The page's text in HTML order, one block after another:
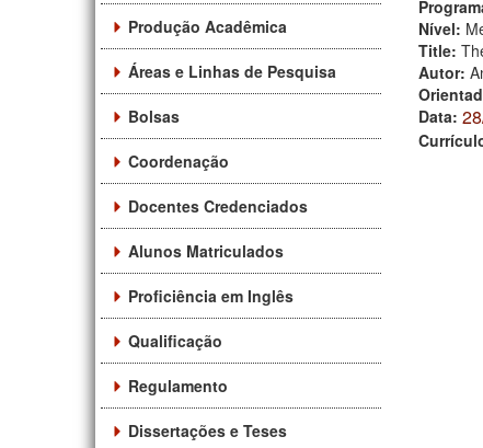
Produção Acadêmica
Áreas e Linhas de Pesquisa
Bolsas
Coordenação
Docentes Credenciados
Alunos Matriculados
Proficiência em Inglês
Qualificação
Regulamento
Dissertações e Teses
Nível:
Title:
Autor:
Data: